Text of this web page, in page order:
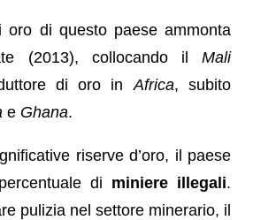
oro di questo paese ammonta
(2013), collocando il Mali
di oro in Africa, subito
e Ghana.
riserve d’oro, il paese
di miniere illegali.
pulizia nel settore minerario, il